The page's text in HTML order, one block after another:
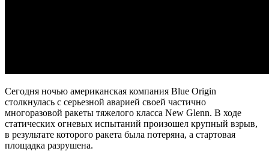
Сегодня ночью американская компания Blue Origin
столкнулась с серьезной аварией своей частично
многоразовой ракеты тяжелого класса New Glenn. В ходе
статических огневых испытаний произошел крупный взрыв,
в результате которого ракета была потеряна, а стартовая
площадка разрушена.